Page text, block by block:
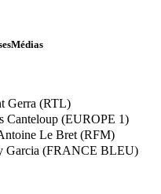
Gerra (RTL)
Canteloup (EUROPE 1)
Le Bret (RFM)
Garcia (FRANCE BLEU)